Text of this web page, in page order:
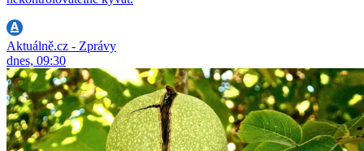
Aktuálně.cz - Zprávy
dnes, 09:30